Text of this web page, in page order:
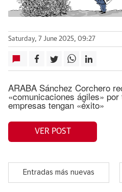
Saturday, 7 June 2025, 09:27
ARABA Sánchez Corchero
«comunicaciones ágiles»
empresas tengan «éxito»
VER POST
Entradas más nuevas